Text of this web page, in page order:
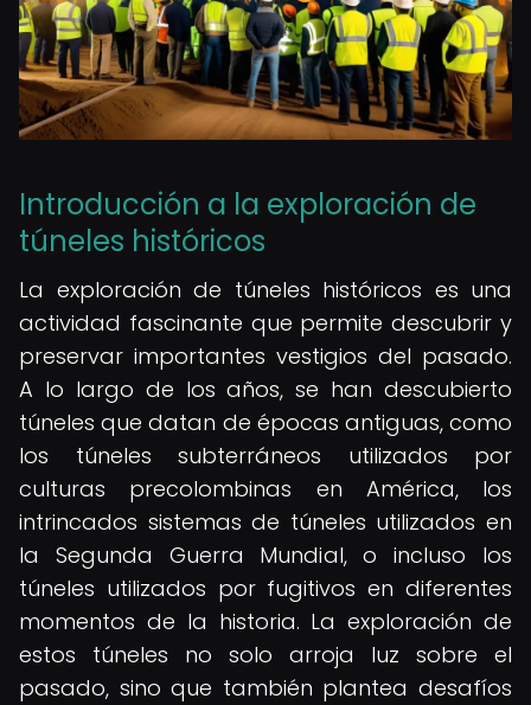
Introducción a la exploración de
túneles históricos
La exploración de túneles históricos es una
actividad fascinante que permite descubrir y
preservar importantes vestigios del pasado.
A lo largo de los años, se han descubierto
túneles que datan de épocas antiguas, como
los túneles subterráneos utilizados por
culturas precolombinas en América, los
intrincados sistemas de túneles utilizados en
la Segunda Guerra Mundial, o incluso los
túneles utilizados por fugitivos en diferentes
momentos de la historia. La exploración de
estos túneles no solo arroja luz sobre el
pasado, sino que también plantea desafíos